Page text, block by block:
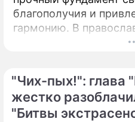
благополучия и
гармонию. В
почитают память
"Чих-пых!": глава
жестко
"Битвы